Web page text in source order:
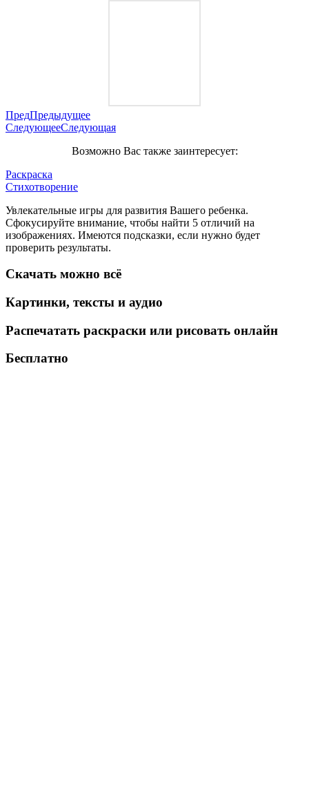
ПредПредыдущее
СледующееСледующая
Возможно Вас также заинтересует:
Раскраска
Стихотворение
Увлекательные игры для развития Вашего ребенка.
Сфокусируйте внимание, чтобы найти 5 отличий на
изображениях. Имеются подсказки, если нужно будет
проверить результаты.
Скачать можно всё
Картинки, тексты и аудио
Распечатать раскраски или рисовать онлайн
Бесплатно